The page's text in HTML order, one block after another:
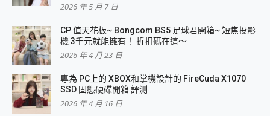
2026 年 5 月 7 日
CP 值天花板~ Bongcom BS5 足球君開箱~ 短焦投影
機 3千元就能擁有！ 折扣碼在這～
2026 年 4 月 23 日
專為 PC上的 XBOX和掌機設計的 FireCuda X1070
SSD 固態硬碟開箱 評測
2026 年 4 月 16 日